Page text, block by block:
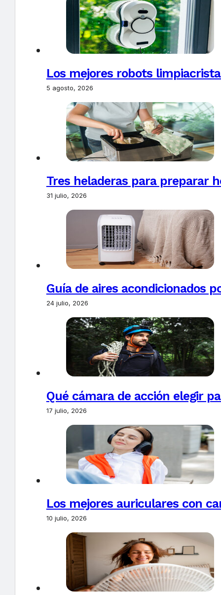
Los mejores robots
5 agosto, 2026
Tres heladeras para preparar
31 julio, 2026
Guía de aires acondicionados
24 julio, 2026
Qué cámara de acción elegir
17 julio, 2026
Los mejores auriculares con
10 julio, 2026